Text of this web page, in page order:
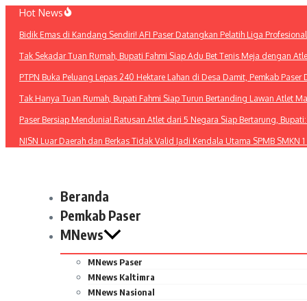
Lewati
konten
Hot News
Bidik Emas di Kandang Sendiri! AFI Paser Datangkan Pelatih Liga
Tak Sekadar Tuan Rumah, Bupati Fahmi Siap Adu Bet Tenis Meja dengan
PTPN Buka Peluang Lepas 240 Hektare Lahan di Desa Damit, Pemkab Paser
Tak Hanya Tuan Rumah, Bupati Fahmi Siap Turun Bertanding Lawan Atlet
Paser Bersiap Mendunia! Ratusan Atlet dari 5 Negara Siap Bertarung,
NISN Luar Daerah dan Berkas Tidak Valid Jadi Kendala Utama SPMB
Beranda
Pemkab Paser
MNews
MNews Paser
MNews Kaltimra
MNews Nasional